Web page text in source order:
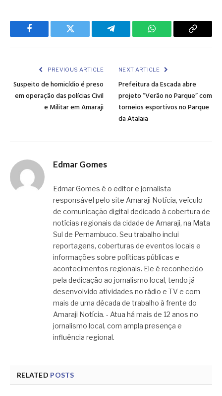
Facebook Twitter Telegram WhatsApp Copy
PREVIOUS ARTICLE
Suspeito de homicídio é preso
em operação das polícias Civil
e Militar em Amaraji
NEXT ARTICLE
Prefeitura da Escada abre
projeto “Verão no Parque” com
torneios esportivos no Parque
da Atalaia
Edmar Gomes
Edmar Gomes é o editor e jornalista
responsável pelo site Amaraji Notícia, veículo
de comunicação digital dedicado à cobertura de
notícias regionais da cidade de Amaraji, na Mata
Sul de Pernambuco. Seu trabalho inclui
reportagens, coberturas de eventos locais e
informações sobre políticas públicas e
acontecimentos regionais. Ele é reconhecido
pela dedicação ao jornalismo local, tendo já
desenvolvido atividades no rádio e TV e com
mais de uma década de trabalho à frente do
Amaraji Notícia. - Atua há mais de 12 anos no
jornalismo local, com ampla presença e
influência regional.
RELATED POSTS